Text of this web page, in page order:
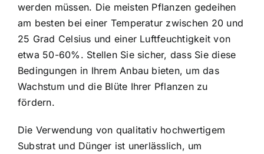
werden müssen. Die meisten Pflanzen gedeihen
am besten bei einer Temperatur zwischen 20 und
25 Grad Celsius und einer Luftfeuchtigkeit von
etwa 50-60%. Stellen Sie sicher, dass Sie diese
Bedingungen in Ihrem Anbau bieten, um das
Wachstum und die Blüte Ihrer Pflanzen zu
fördern.
Die Verwendung von qualitativ hochwertigem
Substrat und Dünger ist unerlässlich, um